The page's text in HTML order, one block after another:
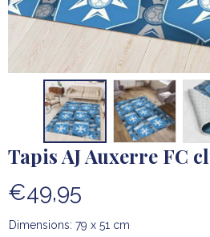
Tapis AJ Auxerre FC
€49,95
Dimensions: 79 x 51 cm